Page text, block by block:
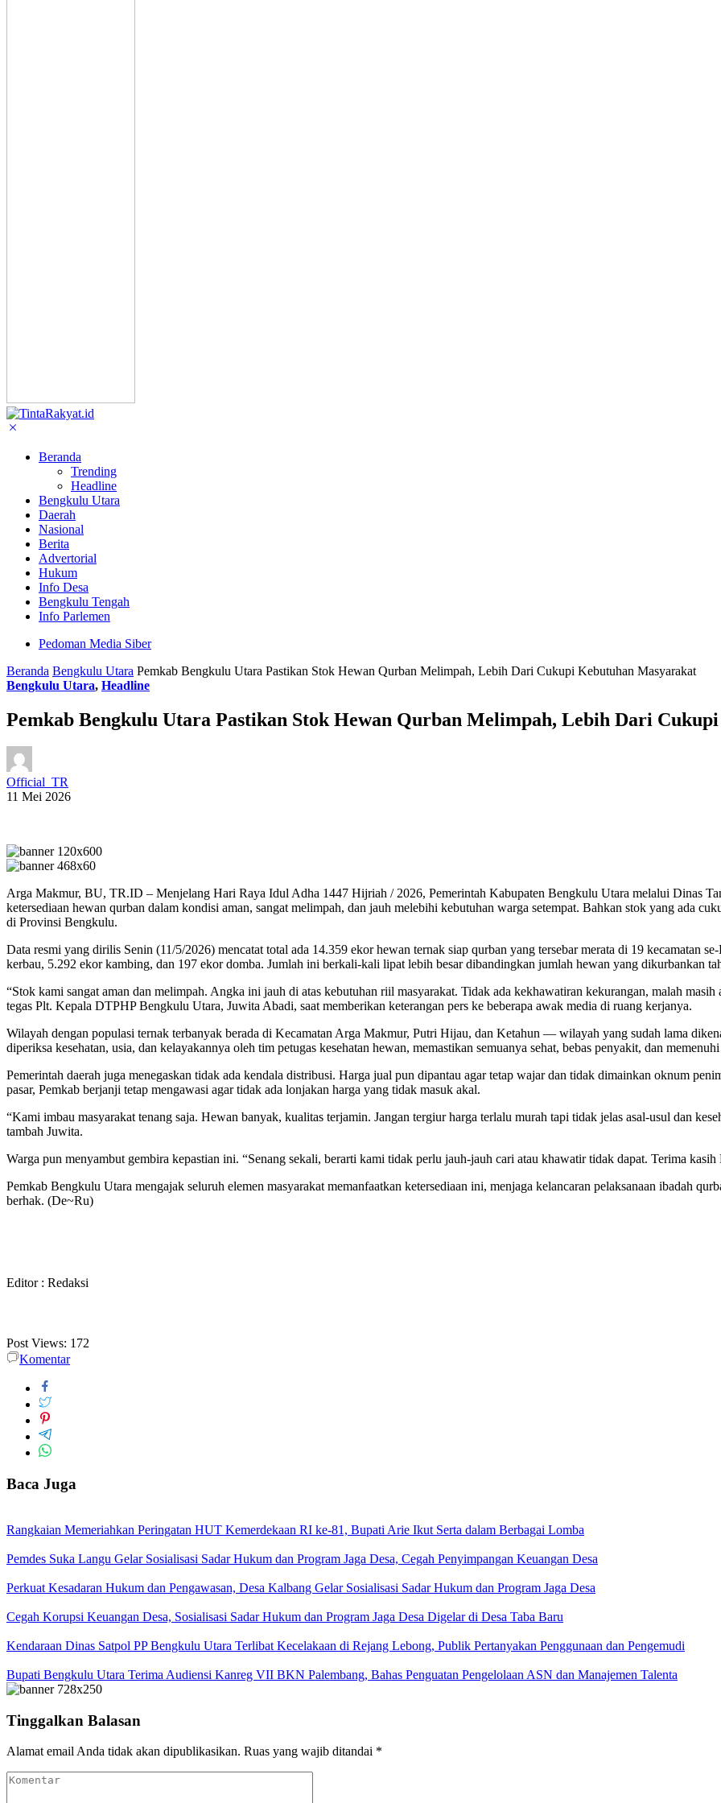
Beranda
Trending
Headline
Bengkulu Utara
Daerah
Nasional
Berita
Advertorial
Hukum
Info Desa
Bengkulu Tengah
Info Parlemen
Pedoman Media Siber
Beranda Bengkulu Utara Pemkab Bengkulu Utara Pastikan Stok Hewan Qurban Melimpah, Lebih Dari Cukupi Kebutuhan Masyarakat
Bengkulu Utara, Headline
Pemkab Bengkulu Utara Pastikan Stok Hewan Qurban Melimpah, Lebih Dari
Official_TR
11 Mei 2026
Arga Makmur, BU, TR.ID – Menjelang Hari Raya Idul Adha 1447 Hijriah / 2026, Pemerintah Kabupaten Bengkulu Utara melalui Dinas
ketersediaan hewan qurban dalam kondisi aman, sangat melimpah, dan jauh melebihi kebutuhan warga setempat. Bahkan stok yang ada
di Provinsi Bengkulu.
Data resmi yang dirilis Senin (11/5/2026) mencatat total ada 14.359 ekor hewan ternak siap qurban yang tersebar merata di 19 kecamatan
kerbau, 5.292 ekor kambing, dan 197 ekor domba. Jumlah ini berkali-kali lipat lebih besar dibandingkan jumlah hewan yang dikurbankan
“Stok kami sangat aman dan melimpah. Angka ini jauh di atas kebutuhan riil masyarakat. Tidak ada kekhawatiran kekurangan, malah
tegas Plt. Kepala DTPHP Bengkulu Utara, Juwita Abadi, saat memberikan keterangan pers ke beberapa awak media di ruang kerjanya.
Wilayah dengan populasi ternak terbanyak berada di Kecamatan Arga Makmur, Putri Hijau, dan Ketahun — wilayah yang sudah lama
diperiksa kesehatan, usia, dan kelayakannya oleh tim petugas kesehatan hewan, memastikan semuanya sehat, bebas penyakit, dan
Pemerintah daerah juga menegaskan tidak ada kendala distribusi. Harga jual pun dipantau agar tetap wajar dan tidak dimainkan oknum
pasar, Pemkab berjanji tetap mengawasi agar tidak ada lonjakan harga yang tidak masuk akal.
“Kami imbau masyarakat tenang saja. Hewan banyak, kualitas terjamin. Jangan tergiur harga terlalu murah tapi tidak jelas asal-usul dan
tambah Juwita.
Warga pun menyambut gembira kepastian ini. “Senang sekali, berarti kami tidak perlu jauh-jauh cari atau khawatir tidak dapat. Terima
Pemkab Bengkulu Utara mengajak seluruh elemen masyarakat memanfaatkan ketersediaan ini, menjaga kelancaran pelaksanaan ibadah
berhak. (De~Ru)
Editor : Redaksi
Post Views: 172
Komentar
Baca Juga
Rangkaian Memeriahkan Peringatan HUT Kemerdekaan RI ke-81, Bupati Arie Ikut Serta dalam Berbagai Lomba
Pemdes Suka Langu Gelar Sosialisasi Sadar Hukum dan Program Jaga Desa, Cegah Penyimpangan Keuangan Desa
Perkuat Kesadaran Hukum dan Pengawasan, Desa Kalbang Gelar Sosialisasi Sadar Hukum dan Program Jaga Desa
Cegah Korupsi Keuangan Desa, Sosialisasi Sadar Hukum dan Program Jaga Desa Digelar di Desa Taba Baru
Kendaraan Dinas Satpol PP Bengkulu Utara Terlibat Kecelakaan di Rejang Lebong, Publik Pertanyakan Penggunaan dan Pengemudi
Bupati Bengkulu Utara Terima Audiensi Kanreg VII BKN Palembang, Bahas Penguatan Pengelolaan ASN dan Manajemen Talenta
Tinggalkan Balasan
Alamat email Anda tidak akan dipublikasikan. Ruas yang wajib ditandai *